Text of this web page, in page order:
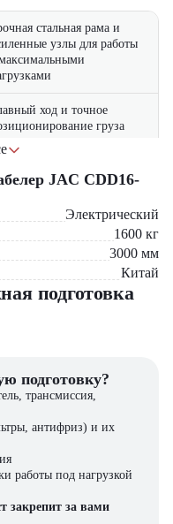
стальная рама и
узлы для работы
ход и точное
груза
органы управления
система
система
(ограничители,
аварийная
MAX?
– для интенсивной
с тяжелыми
товаров
строительных
работа с
2 PRO MAX?
дилер техники JAC,
JAC CDD16-
Электрический
1600 кг
3000 мм
Китай
подготовка
подготовку?
трансмиссия,
антифриз) и их
работы под нагрузкой
закрепит за вами